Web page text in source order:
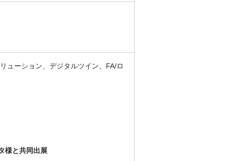
ューション、デジタルツイン、FA/ロ
様と共同出展